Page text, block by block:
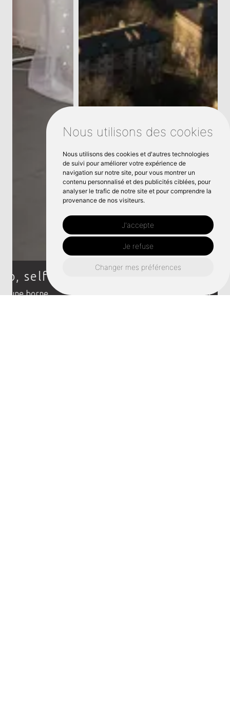
Nous utilisons des cookies
Nous utilisons des cookies et d'autres technologies
de suivi pour améliorer votre expérience de
navigation sur notre site, pour vous montrer un
contenu personnalisé et des publicités ciblées, pour
analyser le trafic de notre site et pour comprendre la
provenance de nos visiteurs.
J'accepte
Je refuse
Changer mes préférences
Photographe drone
Un photographe de drone à Combourg, Dol-de-